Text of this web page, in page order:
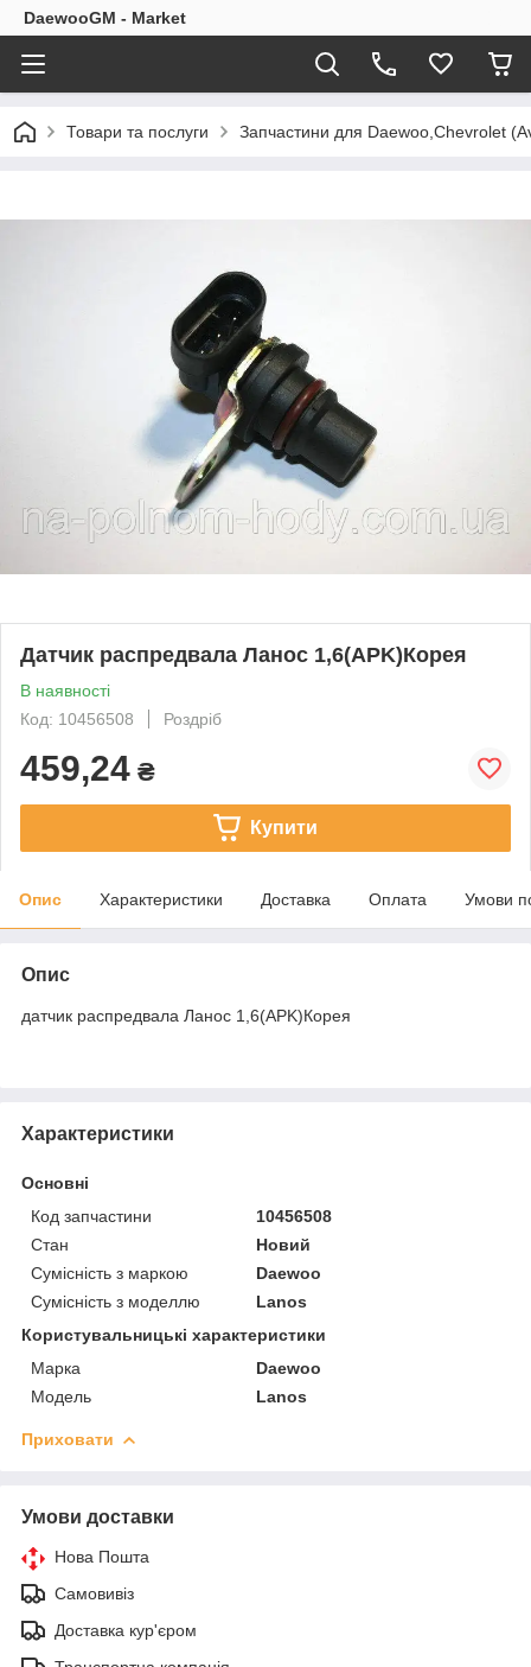
DaewooGM - Market
Товари та послуги Запчастини для Daewoo,Chevrolet
Датчик распредвала Ланос 1,6(APK)Корея
В наявності
Код: 10456508
Роздріб
459,24 ₴
Купити
Опис Характеристики Доставка Оплата Умови
Опис
датчик распредвала Ланос 1,6(APK)Корея
Характеристики
Основні
Код запчастини
10456508
Стан
Новий
Сумісність з маркою
Daewoo
Сумісність з моделлю
Lanos
Користувальницькі характеристики
Марка
Daewoo
Модель
Lanos
Приховати
Умови доставки
Нова Пошта
Самовивіз
Доставка кур'єром